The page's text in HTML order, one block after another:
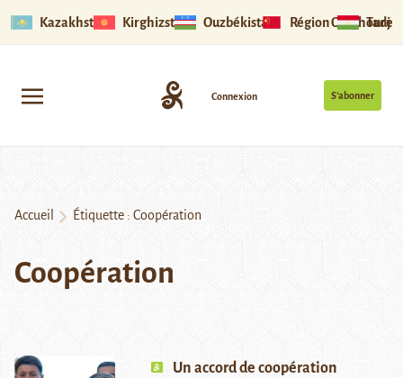
Kazakhstan Kirghizstan Ouzbékistan Région Ouïghoure
S’abonner
Connexion
Accueil Étiquette : Coopération
Coopération
Un accord de coopération